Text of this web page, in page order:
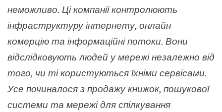
неможливо. Ці компанії контролюють
інфраструктуру інтернету, онлайн-
комерцію та інформаційні потоки. Вони
відслідковують людей у мережі незалежно від
того, чи ті користуються їхніми сервісами.
Усе починалося з продажу книжок, пошукової
системи та мережі для спілкування